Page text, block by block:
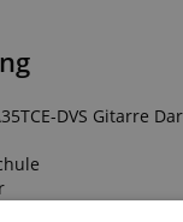
DVS Gitarre